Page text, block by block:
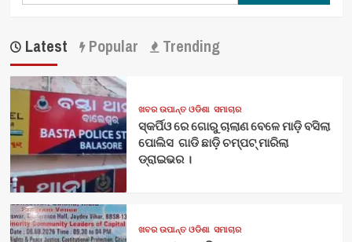
Latest Popular Trending
ଖବର ଉପାନ୍ତ ଓଡିଶା ସମାଚାର
ସ୍କର୍ପିଓ ରେ ଗୋରୁ ଚାଲାଣ ବେଳେ ମାଡ଼ି ବସିଲା
ପୋଲିସ ଗାଡି ଛାଡ଼ି ଚମ୍ପଟ୍ ମାରିଲା
ଡ୍ରାଇଭର ।
ଖବର ଉପାନ୍ତ ଓଡିଶା ସମାଚାର